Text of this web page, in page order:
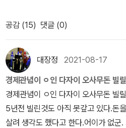
을 싸워왔을까?를 생각하게 만들며,
게 만드는 힘이 있는 작품이다.​
죽음을 기다리는 슬프고 암울한 스토
추천한다. 스토리의 몰입이 다른 책과
두려움 그리고 사랑을 갈구 하는 주인
위태로워 보이지만 씩씩하기도 하고
이해할수 있는 자가 얼마나 되겠는가.
실화이고 어디가 묘사인지 불분명한곳
했다. 하지만 책을 읽을수록 왠지 불
음이 아프기까지 했다. 인간이 어쩌면
한 요조의 삶이 이해되었다. 붉은색
은 거창한 조언이 아닌 책 속의 한 문
으로 포기하고 싶었던 날, 다시 일어나
고 합니다.'무조건 힘내라'고 말하는
용기를 건네주는 책들입니다.- 다시
결국 우리를 일으키는 것은 무엇일까
해서 생기는 것이 아닙니다.오히려 오
자주 그런 생각을 하게 됩니다.그래서
말보다 잠시 숨을 고르고 다시 걸어갈
공감 (15) 댓글 (0)
대장정 2021-08-17
경제관념이 ㅇ인 다자이 오사무돈 빌
경제관념이 ㅇ인 다자이 오사무돈 빌
5년전 빌린것도 아직 못갚고 있다.돈
살려 생각도 했다고 한다.어이가 없군